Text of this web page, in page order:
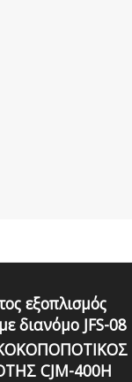
εξoπλισμός
διανόμo JFS-08
CJM-400H